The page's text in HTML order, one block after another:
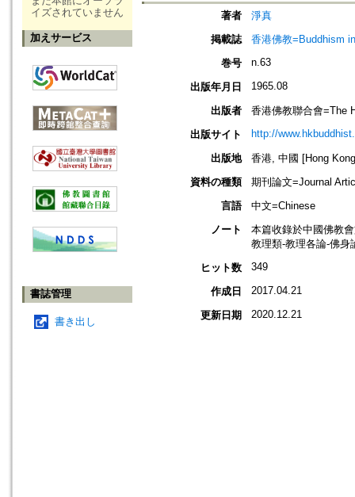
イズされていません
加えサービス
書誌管理
書き出し
著者
淨真
掲載誌
香港佛教=Buddhism
巻号
n.63
出版年月日 1965.08
出版者
香港佛教聯合會=The
出版サイト
http://
出版地
香港, 中國 [Hong
資料の種類
期刊論文=Journal
言語
中文=Chinese
ノート
本篇收錄於中國佛教
教理類-教理各論-佛身
ヒット数
349
作成日 2017.04.21
更新日期 2020.12.21